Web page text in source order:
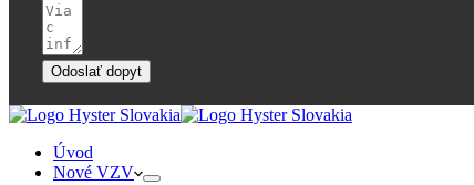
Odoslať dopyt
Úvod
Nové VZV